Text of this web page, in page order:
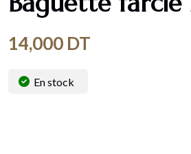
14,000 DT
En stock